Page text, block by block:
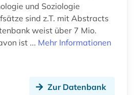
spektroskopie (5)
und Soziologie
sind z.T. mit Abstracts
weist über 7 Mio.
ist ... Mehr Informationen
Zur Datenbank